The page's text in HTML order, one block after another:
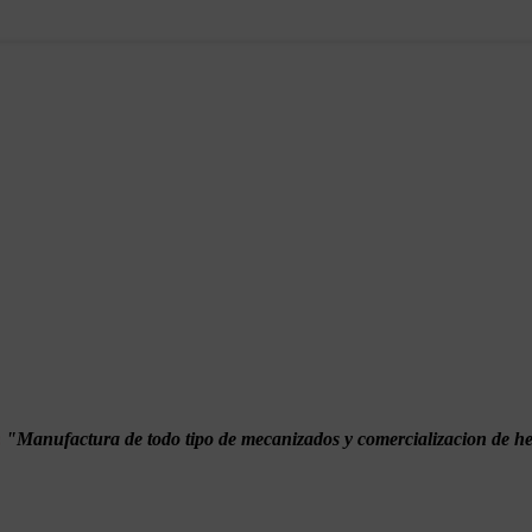
"Manufactura de todo tipo de mecanizados y comercializacion de